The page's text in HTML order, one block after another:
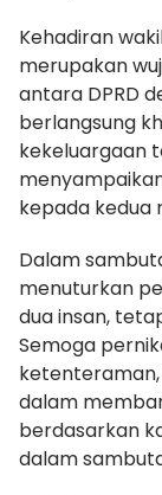
Kehadiran
merupakan
antara DPRD
berlangsung
kekeluargaan
kepada kedua
Dalam
menuturkan
dua insan,
Semoga
dalam
berdasarkan
dalam